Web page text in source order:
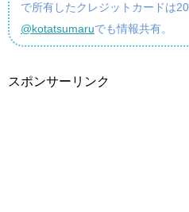
で所有したクレジットカードは
@kotatsumaruでも情報共有。
スポンサーリンク